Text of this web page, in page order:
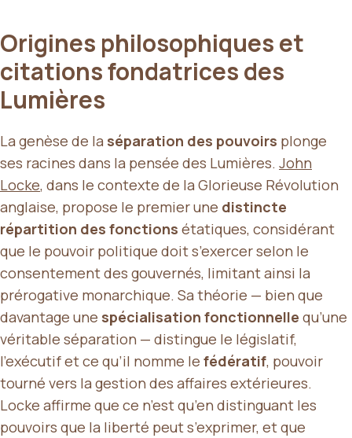
Origines philosophiques et
citations fondatrices des
Lumières
La genèse de la séparation des pouvoirs plonge
ses racines dans la pensée des Lumières. John
Locke, dans le contexte de la Glorieuse Révolution
anglaise, propose le premier une distincte
répartition des fonctions étatiques, considérant
que le pouvoir politique doit s’exercer selon le
consentement des gouvernés, limitant ainsi la
prérogative monarchique. Sa théorie — bien que
davantage une spécialisation fonctionnelle qu’une
véritable séparation — distingue le législatif,
l’exécutif et ce qu’il nomme le fédératif, pouvoir
tourné vers la gestion des affaires extérieures.
Locke affirme que ce n’est qu’en distinguant les
pouvoirs que la liberté peut s’exprimer, et que